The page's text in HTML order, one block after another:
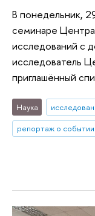
В понедельник,
семинаре Центра
исследований с
исследователь
приглашённый
Наука
репортаж о событии